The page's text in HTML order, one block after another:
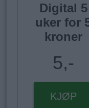
Digital 5
uker for
kroner
5,-
KJØP